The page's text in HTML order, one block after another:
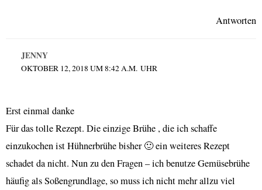
Antworten
JENNY
OKTOBER 12, 2018 UM 8:42 A.M. UHR
Erst einmal danke
Für das tolle Rezept. Die einzige Brühe , die ich schaffe
einzukochen ist Hühnerbrühe bisher 🙂 ein weiteres Rezept
schadet da nicht. Nun zu den Fragen – ich benutze Gemüsebrühe
häufig als Soßengrundlage, so muss ich nicht mehr allzu viel